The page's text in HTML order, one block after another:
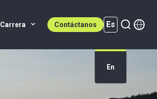
Carrera Contáctanos Es
Es (active)
En